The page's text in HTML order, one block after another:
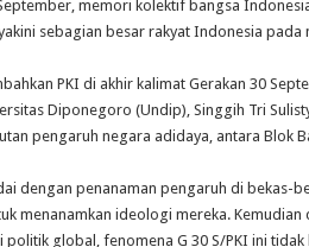
memori kolektif bangsa
sebagian besar rakyat Indonesia pada
PKI di akhir kalimat Gerakan 30
Diponegoro (Undip), Singgih Tri
pengaruh negara adidaya, antara Blok
dengan penanaman pengaruh di bekas-
menanamkan ideologi mereka. Kemudian
politik global, fenomena G 30 S/PKI ini